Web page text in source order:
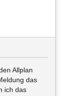
Allplan
das
ich das